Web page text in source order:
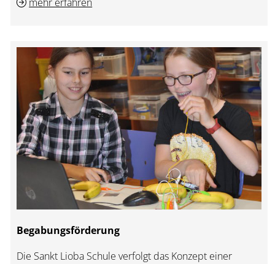
Begabungsförderung
Die Sankt Lioba Schule verfolgt das Konzept einer